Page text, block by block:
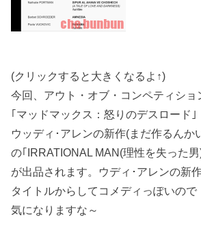
(クリックすると大きくなるよ↑)
今回、アウト・オブ・コンペティショ
｢マッドマックス：怒りのデスロード｣
ウッディ･アレンの新作(まだ作るんか
の｢IRRATIONAL MAN(理性を失った男
が出品されます。ウディ･アレンの新
タイトルからしてコメディっぽいので
気になりますな～